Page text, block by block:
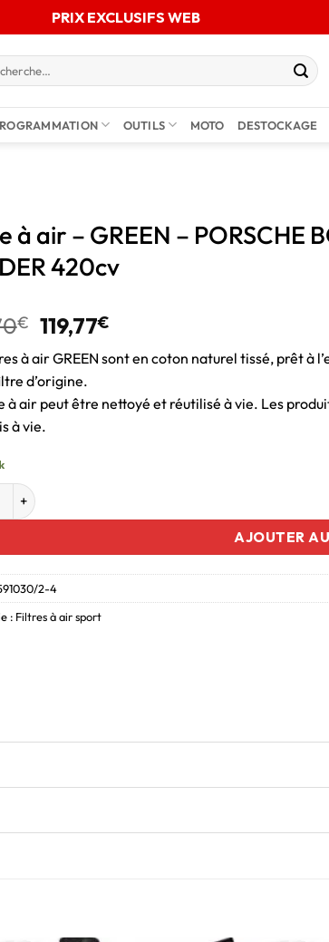
PRIX EXCLUSIFS WEB
OUTILS MOTO DESTOCKAGE
à air – GREEN – PORSCHE
420cv
€ 119,77€
à air GREEN sont en coton naturel tissé, prêt à
d’origine.
à air peut être nettoyé et réutilisé à vie. Les
à vie.
AJOUTER
2-4
: Filtres à air sport